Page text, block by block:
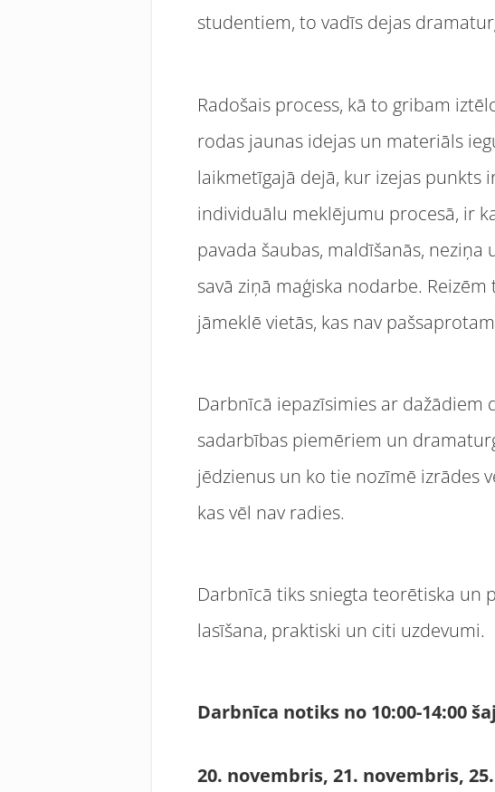
studentiem, to vadīs dejas
Radošais process, kā to gribam
rodas jaunas idejas un materiāls
laikmetīgajā dejā, kur izejas punkts
individuālu meklējumu procesā, ir
pavada šaubas, maldīšanās,
savā ziņā maģiska nodarbe.
jāmeklē vietās, kas nav
Darbnīcā iepazīsimies ar
sadarbības piemēriem un
jēdzienus un ko tie nozīmē izrādes
kas vēl nav radies.
Darbnīcā tiks sniegta teorētiska un
lasīšana, praktiski un citi uzdevumi.
Darbnīca notiks no 10:00-14:00
20. novembris, 21. novembris,